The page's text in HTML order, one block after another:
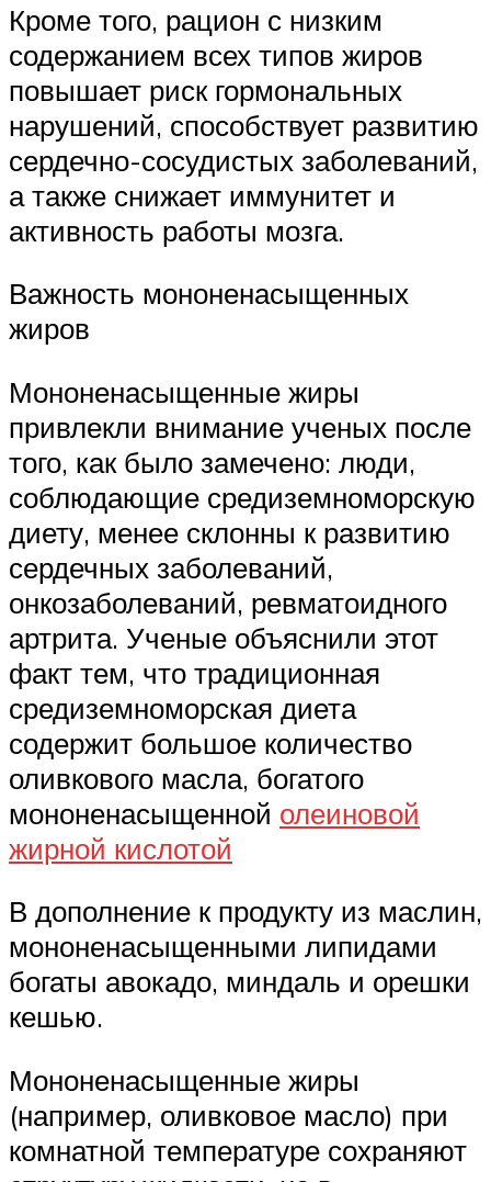
Кроме того, рацион с низким
содержанием всех типов жиров
повышает риск гормональных
нарушений, способствует развитию
сердечно-сосудистых заболеваний,
а также снижает иммунитет и
активность работы мозга.
Важность мононенасыщенных
жиров
Мононенасыщенные жиры
привлекли внимание ученых после
того, как было замечено: люди,
соблюдающие средиземноморскую
диету, менее склонны к развитию
сердечных заболеваний,
онкозаболеваний, ревматоидного
артрита. Ученые объяснили этот
факт тем, что традиционная
средиземноморская диета
содержит большое количество
оливкового масла, богатого
мононенасыщенной олеиновой
жирной кислотой
В дополнение к продукту из маслин,
мононенасыщенными липидами
богаты авокадо, миндаль и орешки
кешью.
Мононенасыщенные жиры
(например, оливковое масло) при
комнатной температуре сохраняют